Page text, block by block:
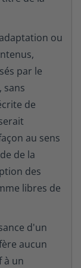
ou
par le
sans
de
au sens
de la
des
libres de
d'un
aucun
à un